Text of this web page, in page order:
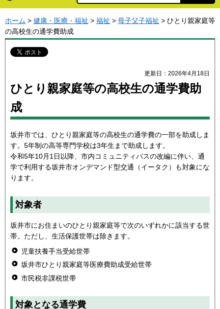
ホーム > 健康・医療・福祉 > 福祉 > 母子父子福祉 > ひとり親家庭等
の高校生の通学費助成
更新日：2026年4月18日
ひとり親家庭等の高校生の通学費助
成
坂井市では、ひとり親家庭等の高校生の通学費の一部を助成しま
す。5年制の高等専門学校は3年生まで助成します。
令和5年10月1日以降、市内コミュニティバスの改編に伴い、通
学で利用する坂井市オンデマンド型交通（イータク）も対象にな
ります。
対象者
坂井市にお住まいのひとり親家庭等で次のいずれかに該当する世
帯。ただし、生活保護世帯は除きます。
児童扶養手当受給世帯
坂井市ひとり親家庭等医療費助成受給世帯
市民税非課税世帯
対象となる通学費